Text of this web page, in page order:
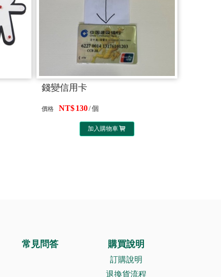
錢變信用卡
價格 130 個
加入購物車
常見問答 購買說明
訂購說明
退換貨流程